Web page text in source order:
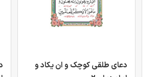
دعای طلقی کوچک و ان یکاد و